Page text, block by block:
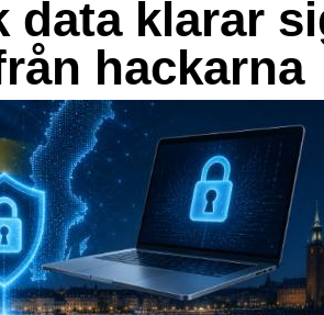
data klarar
hackarna